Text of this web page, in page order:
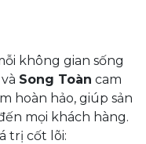
không gian sống
Song Toàn cam
hoàn hảo, giúp sản
mọi khách hàng.
trị cốt lõi: